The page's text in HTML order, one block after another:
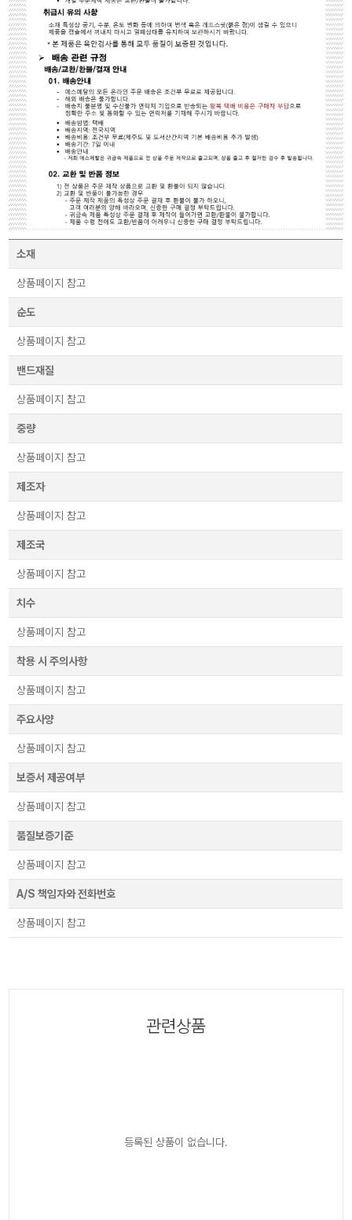
소재
상품페이지 참고
순도
상품페이지 참고
밴드재질
상품페이지 참고
중량
상품페이지 참고
제조자
상품페이지 참고
제조국
상품페이지 참고
치수
상품페이지 참고
착용 시 주의사항
상품페이지 참고
주요사양
상품페이지 참고
보증서 제공여부
상품페이지 참고
품질보증기준
상품페이지 참고
A/S 책임자와 전화번호
상품페이지 참고
관련상품
등록된 상품이 없습니다.